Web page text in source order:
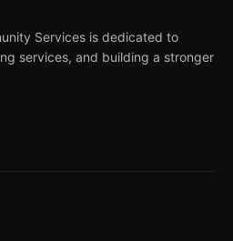
Services is dedicated to
services, and building a stronger